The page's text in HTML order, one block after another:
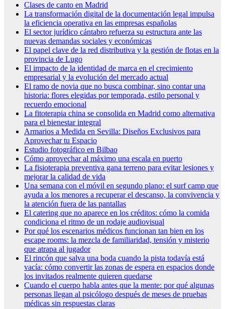
Clases de canto en Madrid
La transformación digital de la documentación legal impulsa
la eficiencia operativa en las empresas españolas
El sector jurídico cántabro refuerza su estructura ante las
nuevas demandas sociales y económicas
El papel clave de la red distributiva y la gestión de flotas en la
provincia de Lugo
El impacto de la identidad de marca en el crecimiento
empresarial y la evolución del mercado actual
El ramo de novia que no busca combinar, sino contar una
historia: flores elegidas por temporada, estilo personal y
recuerdo emocional
La fitoterapia china se consolida en Madrid como alternativa
para el bienestar integral
Armarios a Medida en Sevilla: Diseños Exclusivos para
Aprovechar tu Espacio
Estudio fotográfico en Bilbao
Cómo aprovechar al máximo una escala en puerto
La fisioterapia preventiva gana terreno para evitar lesiones y
mejorar la calidad de vida
Una semana con el móvil en segundo plano: el surf camp que
ayuda a los menores a recuperar el descanso, la convivencia y
la atención fuera de las pantallas
El catering que no aparece en los créditos: cómo la comida
condiciona el ritmo de un rodaje audiovisual
Por qué los escenarios médicos funcionan tan bien en los
escape rooms: la mezcla de familiaridad, tensión y misterio
que atrapa al jugador
El rincón que salva una boda cuando la pista todavía está
vacía: cómo convertir las zonas de espera en espacios donde
los invitados realmente quieren quedarse
Cuando el cuerpo habla antes que la mente: por qué algunas
personas llegan al psicólogo después de meses de pruebas
médicas sin respuestas claras